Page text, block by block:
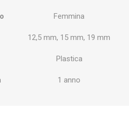
Femmina
12,5 mm, 15 mm, 19 mm
Plastica
1 anno